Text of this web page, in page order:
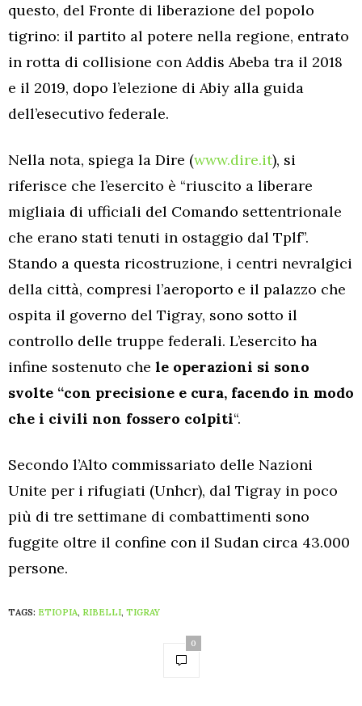
questo, del Fronte di liberazione del popolo
tigrino: il partito al potere nella regione, entrato
in rotta di collisione con Addis Abeba tra il 2018
e il 2019, dopo l’elezione di Abiy alla guida
dell’esecutivo federale.
Nella nota, spiega la Dire (www.dire.it), si
riferisce che l’esercito è “riuscito a liberare
migliaia di ufficiali del Comando settentrionale
che erano stati tenuti in ostaggio dal Tplf”.
Stando a questa ricostruzione, i centri nevralgici
della città, compresi l’aeroporto e il palazzo che
ospita il governo del Tigray, sono sotto il
controllo delle truppe federali. L’esercito ha
infine sostenuto che le operazioni si sono
svolte “con precisione e cura, facendo in modo
che i civili non fossero colpiti“.
Secondo l’Alto commissariato delle Nazioni
Unite per i rifugiati (Unhcr), dal Tigray in poco
più di tre settimane di combattimenti sono
fuggite oltre il confine con il Sudan circa 43.000
persone.
TAGS: ETIOPIA, RIBELLI, TIGRAY
0